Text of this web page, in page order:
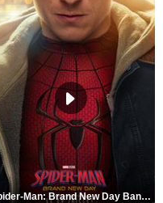
Spider-Man: Brand New Day Bande-annonce VO STFR